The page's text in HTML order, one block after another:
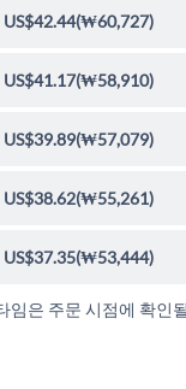
US$42.44(₩60,727)
US$41.17(₩58,910)
US$39.89(₩57,079)
US$38.62(₩55,261)
US$37.35(₩53,444)
임은 주문 시점에 확인